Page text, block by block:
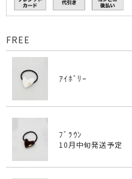
FREE
ｱｲﾎﾞﾘｰ
ﾌﾞﾗｳﾝ
10月中旬発送予定